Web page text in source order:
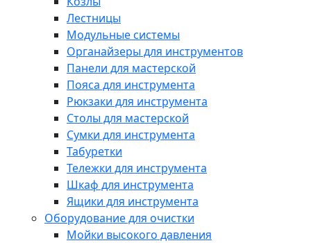
Лестницы
Модульные системы
Органайзеры для инструментов
Панели для мастерской
Пояса для инструмента
Рюкзаки для инструмента
Столы для мастерской
Сумки для инструмента
Табуретки
Тележки для инструмента
Шкаф для инструмента
Ящики для инструмента
Оборудование для очистки
Мойки высокого давления